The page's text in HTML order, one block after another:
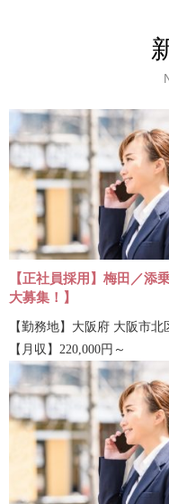
【正社員採用】梅田／添
大募集！】
【勤務地】大阪府 大阪市北
【月収】220,000円～